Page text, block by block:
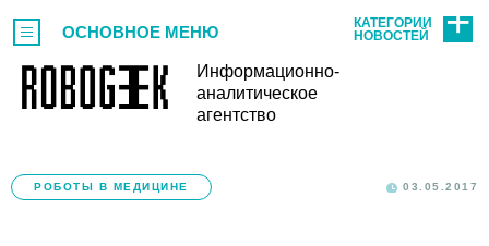
Информационно-
аналитическое
агентство
ОСНОВНОЕ МЕНЮ
КАТЕГОРИИ
НОВОСТЕЙ
РОБОТЫ В МЕДИЦИНЕ 03.05.2017